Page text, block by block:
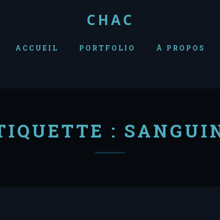
CHAC
ACCUEIL PORTFOLIO À PROPOS
: